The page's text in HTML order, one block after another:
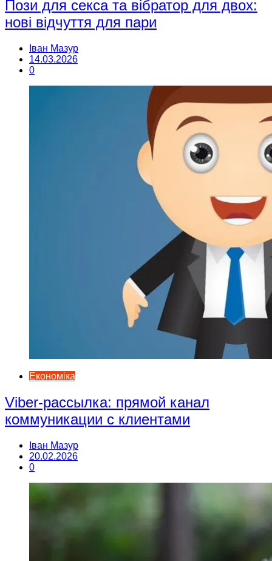
Пози для секса та вібратор для двох:
нові відчуття для пари
Іван Мазур
14.03.2026
0
Економіка
Viber-рассылка: прямой канал
коммуникации с клиентами
Іван Мазур
20.02.2026
0